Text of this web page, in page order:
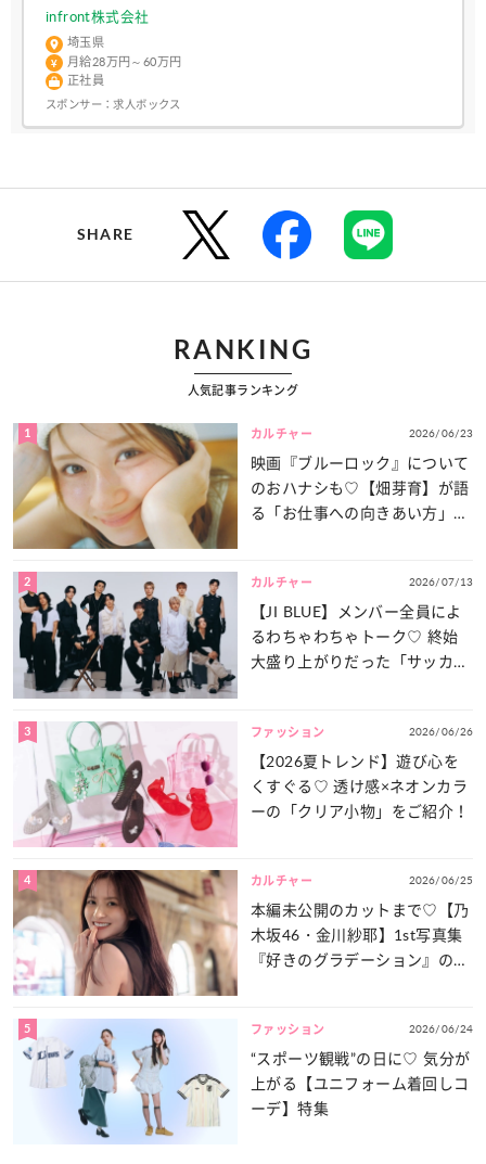
infront株式会社
埼玉県
月給28万円～60万円
正社員
スポンサー：求人ボックス
SHARE
RANKING
人気記事ランキング
1 カルチャー 2026/06/23
映画『ブルーロック』について
のおハナシも♡【畑芽育】が語
る「お仕事への向きあい方」と
2 カルチャー 2026/07/13
【JI BLUE】メンバー全員によ
るわちゃわちゃトーク♡ 終始
大盛り上がりだった「サッカー
3 ファッション 2026/06/26
【2026夏トレンド】遊び心を
くすぐる♡ 透け感×ネオンカラ
ーの「クリア小物」をご紹介！
4 カルチャー 2026/06/25
本編未公開のカットまで♡【乃
木坂46・金川紗耶】1st写真集
『好きのグラデーション』の魅
5 ファッション 2026/06/24
“スポーツ観戦”の日に♡ 気分が
上がる【ユニフォーム着回しコ
ーデ】特集